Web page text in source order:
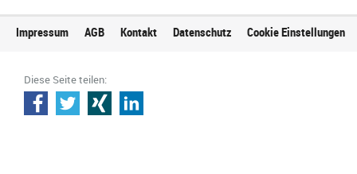
Impressum AGB Kontakt Datenschutz Cookie Einstellungen
Diese Seite teilen: